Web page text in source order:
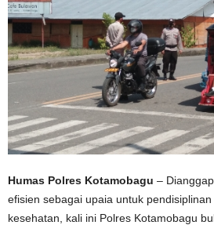
Humas Polres Kotamobagu –
efisien sebagai upaia untuk
kesehatan, kali ini Polres Kotamobagu